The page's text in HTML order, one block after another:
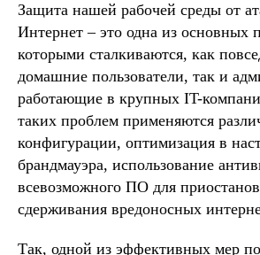
Защита нашей рабочей среды от
Интернет – это одна из основных
которыми сталкиваются, как
домашние пользователи, так и
работающие в крупных IT-
таких проблем применяются
конфигурации, оптимизация в
брандмауэра, использование
всевозможного ПО для
сдерживания вредоносных
Так, одной из эффективных мер